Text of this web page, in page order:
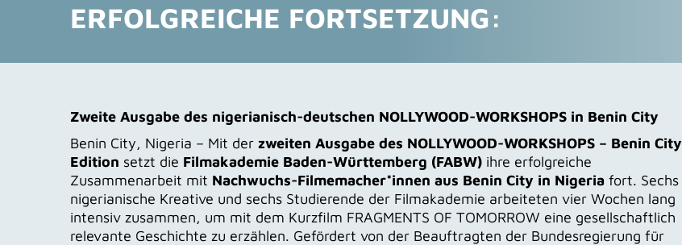
ERFOLGREICHE FORTSETZUNG:
Zweite Ausgabe des nigerianisch-deutschen NOLLYWOOD-WORKSHOPS in Benin City
Benin City, Nigeria – Mit der zweiten Ausgabe des NOLLYWOOD-WORKSHOPS – Benin City
Edition setzt die Filmakademie Baden-Württemberg (FABW) ihre erfolgreiche
Zusammenarbeit mit Nachwuchs-Filmemacher*innen aus Benin City in Nigeria fort. Sechs
nigerianische Kreative und sechs Studierende der Filmakademie arbeiteten vier Wochen lang
intensiv zusammen, um mit dem Kurzfilm FRAGMENTS OF TOMORROW eine gesellschaftlich
relevante Geschichte zu erzählen. Gefördert von der Beauftragten der Bundesregierung für